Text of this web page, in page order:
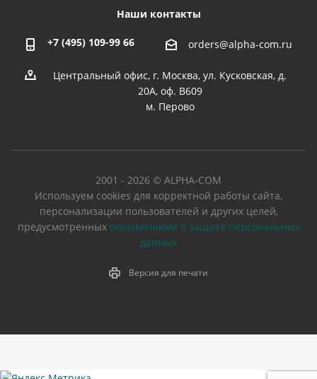
Наши контакты
+7 (495) 109-99 66 orders@alpha-com.ru
Центральный офис, г. Москва, ул. Кусковская, д.
20А, оф. В609
м. Перово
2001 - 2026 © ALPHA-COM
Используем cookies для корректной работы сайта,
персонализации пользователей и других целей,
предусмотренных положениями о защите персональных
данных
Версия для печати